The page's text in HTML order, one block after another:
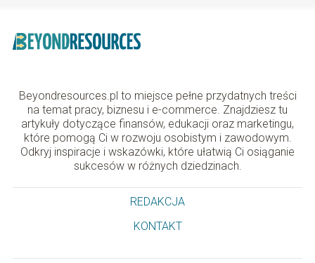
Beyondresources.pl to miejsce pełne przydatnych treści
na temat pracy, biznesu i e-commerce. Znajdziesz tu
artykuły dotyczące finansów, edukacji oraz marketingu,
które pomogą Ci w rozwoju osobistym i zawodowym.
Odkryj inspiracje i wskazówki, które ułatwią Ci osiąganie
sukcesów w różnych dziedzinach.
REDAKCJA
KONTAKT